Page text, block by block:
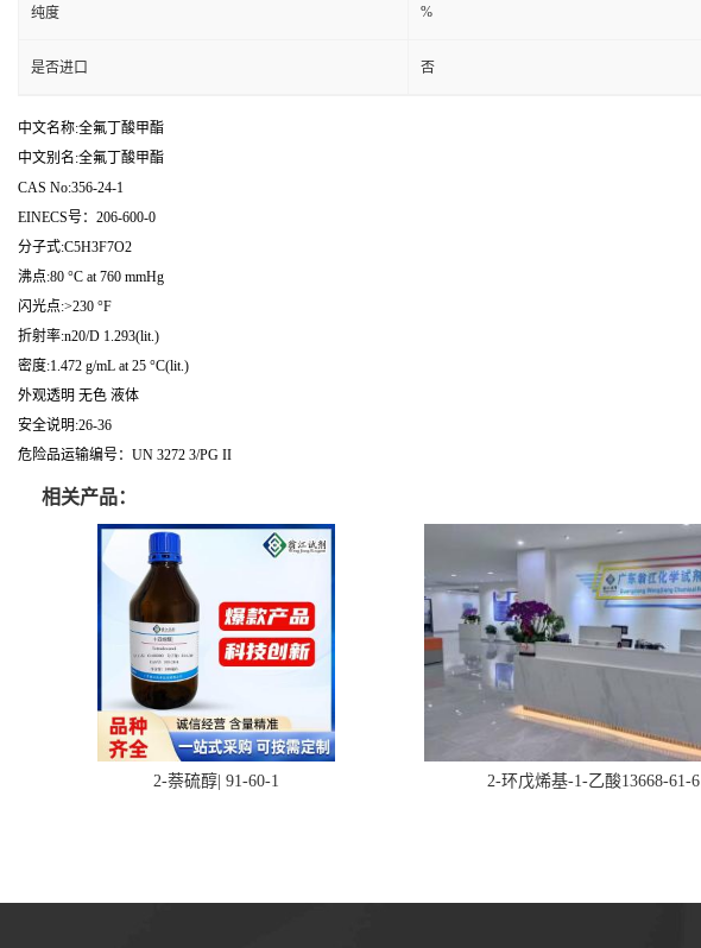
纯度 %
是否进口 否
中文名称:全氟丁酸甲酯
中文别名:全氟丁酸甲酯
CAS No:356-24-1
EINECS号：206-600-0
分子式:C5H3F7O2
沸点:80 °C at 760 mmHg
闪光点:>230 °F
折射率:n20/D 1.293(lit.)
密度:1.472 g/mL at 25 °C(lit.)
外观透明 无色 液体
安全说明:26-36
危险品运输编号：UN 3272 3/PG II
相关产品：
2-萘硫醇| 91-60-1 2-环戊烯基-1-乙酸13668-61-6